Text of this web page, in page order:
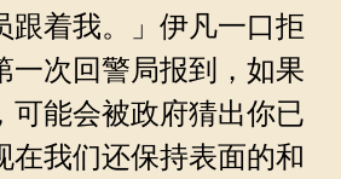
跟着我。」伊凡一口拒
一次回警局报到，如果
可能会被政府猜出你已
在我们还保持表面的和